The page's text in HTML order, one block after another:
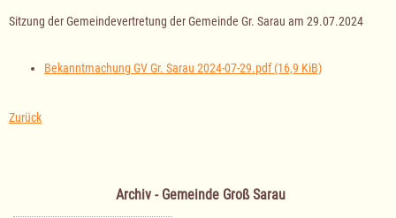
Sitzung der Gemeindevertretung der Gemeinde Gr. Sarau am 29.07.2024
Bekanntmachung GV Gr. Sarau 2024-07-29.pdf(16,9 KiB)
Zurück
Archiv - Gemeinde Groß Sarau